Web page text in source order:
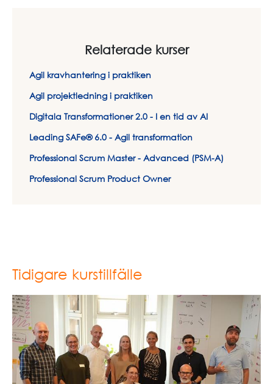
Relaterade kurser
Agil kravhantering i praktiken
Agil projektledning i praktiken
Digitala Transformationer 2.0 - I en tid av AI
Leading SAFe® 6.0 - Agil transformation
Professional Scrum Master - Advanced (PSM-A)
Professional Scrum Product Owner
Tidigare kurstillfälle